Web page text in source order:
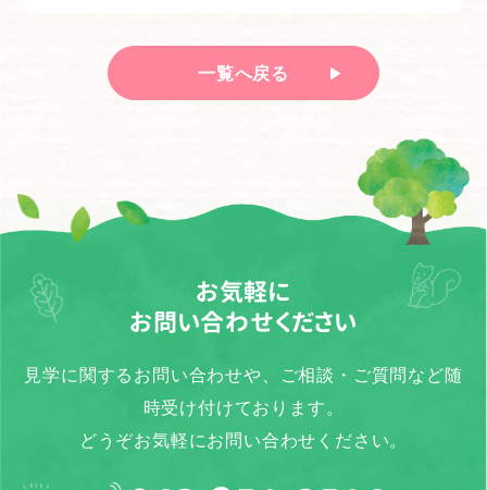
一覧へ戻る
お気軽に
お問い合わせください
見学に関するお問い合わせや、ご相談・ご質問など随
時受け付けております。
どうぞお気軽にお問い合わせください。